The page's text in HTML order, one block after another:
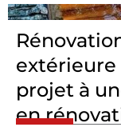
extérieure
projet à
en